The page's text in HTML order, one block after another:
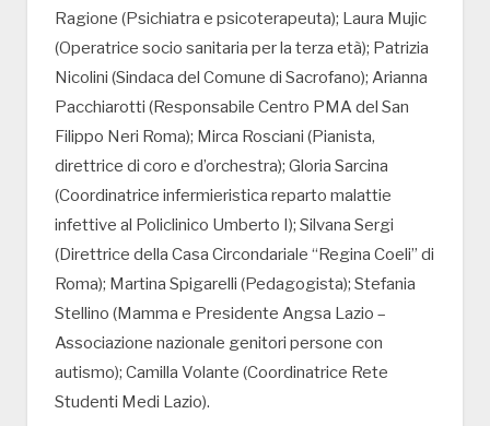
Ragione (Psichiatra e psicoterapeuta); Laura Mujic
(Operatrice socio sanitaria per la terza età); Patrizia
Nicolini (Sindaca del Comune di Sacrofano); Arianna
Pacchiarotti (Responsabile Centro PMA del San
Filippo Neri Roma); Mirca Rosciani (Pianista,
direttrice di coro e d’orchestra); Gloria Sarcina
(Coordinatrice infermieristica reparto malattie
infettive al Policlinico Umberto I); Silvana Sergi
(Direttrice della Casa Circondariale “Regina Coeli” di
Roma); Martina Spigarelli (Pedagogista); Stefania
Stellino (Mamma e Presidente Angsa Lazio –
Associazione nazionale genitori persone con
autismo); Camilla Volante (Coordinatrice Rete
Studenti Medi Lazio).